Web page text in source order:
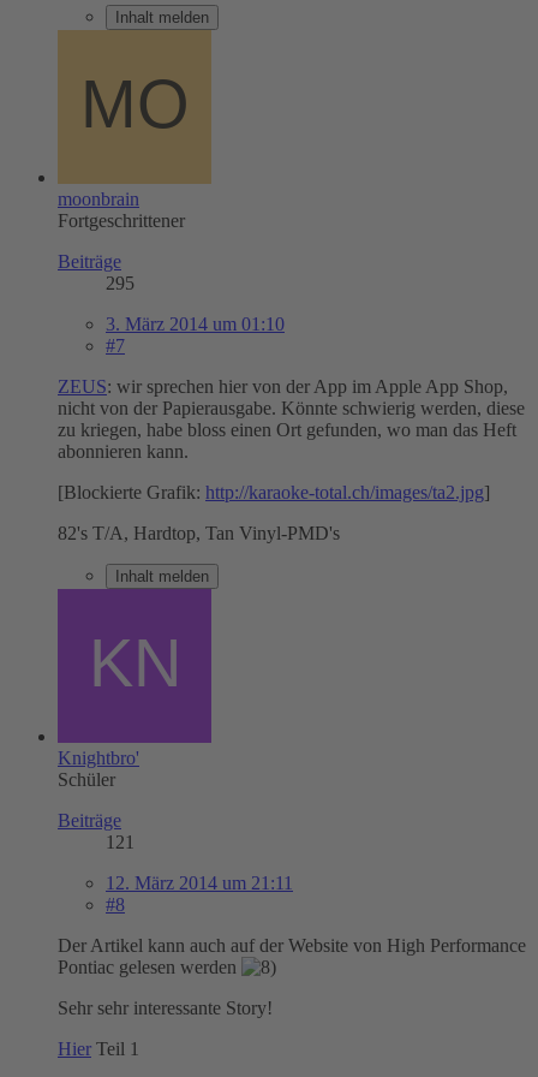
Inhalt melden
moonbrain
Fortgeschrittener
Beiträge
295
3. März 2014 um 01:10
#7
ZEUS: wir sprechen hier von der App im Apple App Shop,
nicht von der Papierausgabe. Könnte schwierig werden, diese
zu kriegen, habe bloss einen Ort gefunden, wo man das Heft
abonnieren kann.
[Blockierte Grafik: http://karaoke-total.ch/images/ta2.jpg]
82's T/A, Hardtop, Tan Vinyl-PMD's
Inhalt melden
Knightbro'
Schüler
Beiträge
121
12. März 2014 um 21:11
#8
Der Artikel kann auch auf der Website von High Performance
Pontiac gelesen werden
Sehr sehr interessante Story!
Hier Teil 1